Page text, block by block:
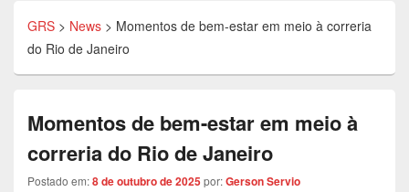
GRS > News > Momentos de bem-estar em meio à correria
do Rio de Janeiro
Momentos de bem-estar em meio à
correria do Rio de Janeiro
Postado em:8 de outubro de 2025por:Gerson Servio